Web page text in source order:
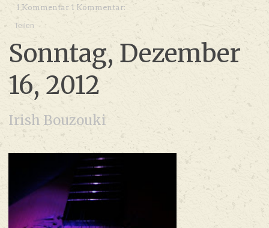
1 Kommentar 1 Kommentar:
Teilen
Sonntag, Dezember
16, 2012
Irish Bouzouki